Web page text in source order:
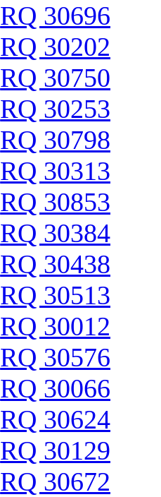
RQ 30696
RQ 30202
RQ 30750
RQ 30253
RQ 30798
RQ 30313
RQ 30853
RQ 30384
RQ 30438
RQ 30513
RQ 30012
RQ 30576
RQ 30066
RQ 30624
RQ 30129
RQ 30672